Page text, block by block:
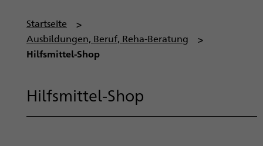
P
f
a
a
v
Startseite
Ausbildungen, Beruf, Reha-Beratung
Hilfsmittel-Shop
Hilfsmittel-Shop